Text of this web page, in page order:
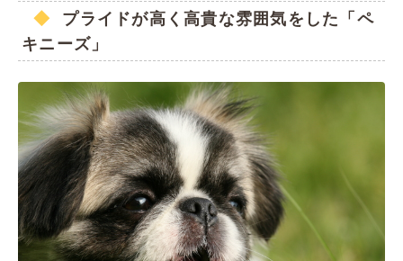
プライドが高く高貴な雰囲気をした「ペ
キニーズ」